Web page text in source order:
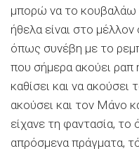
μπορώ να το κουβαλάω
ήθελα είναι στο
όπως συνέβη με το
που σήμερα ακούει ραπ
καθίσει και να ακούσει
ακούσει και τον Μάνο
είχανε τη φαντασία, το
απρόσμενα πράγματα,